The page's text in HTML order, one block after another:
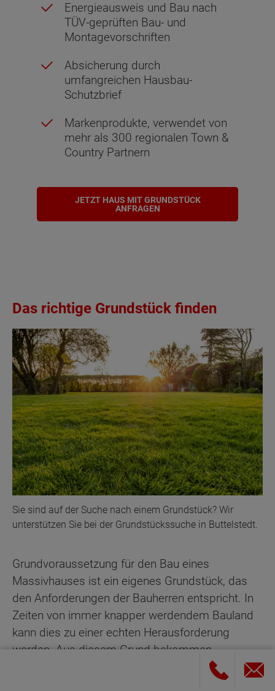
Energieausweis und Bau nach
TÜV-geprüften Bau- und
Montagevorschriften
Absicherung durch
umfangreichen Hausbau-
Schutzbrief
Markenprodukte, verwendet von
mehr als 300 regionalen Town &
Country Partnern
JETZT HAUS MIT GRUNDSTÜCK
ANFRAGEN
Das richtige Grundstück finden
Sie sind auf der Suche nach einem Grundstück? Wir
unterstützen Sie bei der Grundstückssuche in Buttelstedt.
Grundvoraussetzung für den Bau eines
Massivhauses ist ein eigenes Grundstück, das
den Anforderungen der Bauherren entspricht. In
Zeiten von immer knapper werdendem Bauland
kann dies zu einer echten Herausforderung
werden. Aus diesem Grund bekommen
Bauinteressenten bei Town & Country Haus Hilfe